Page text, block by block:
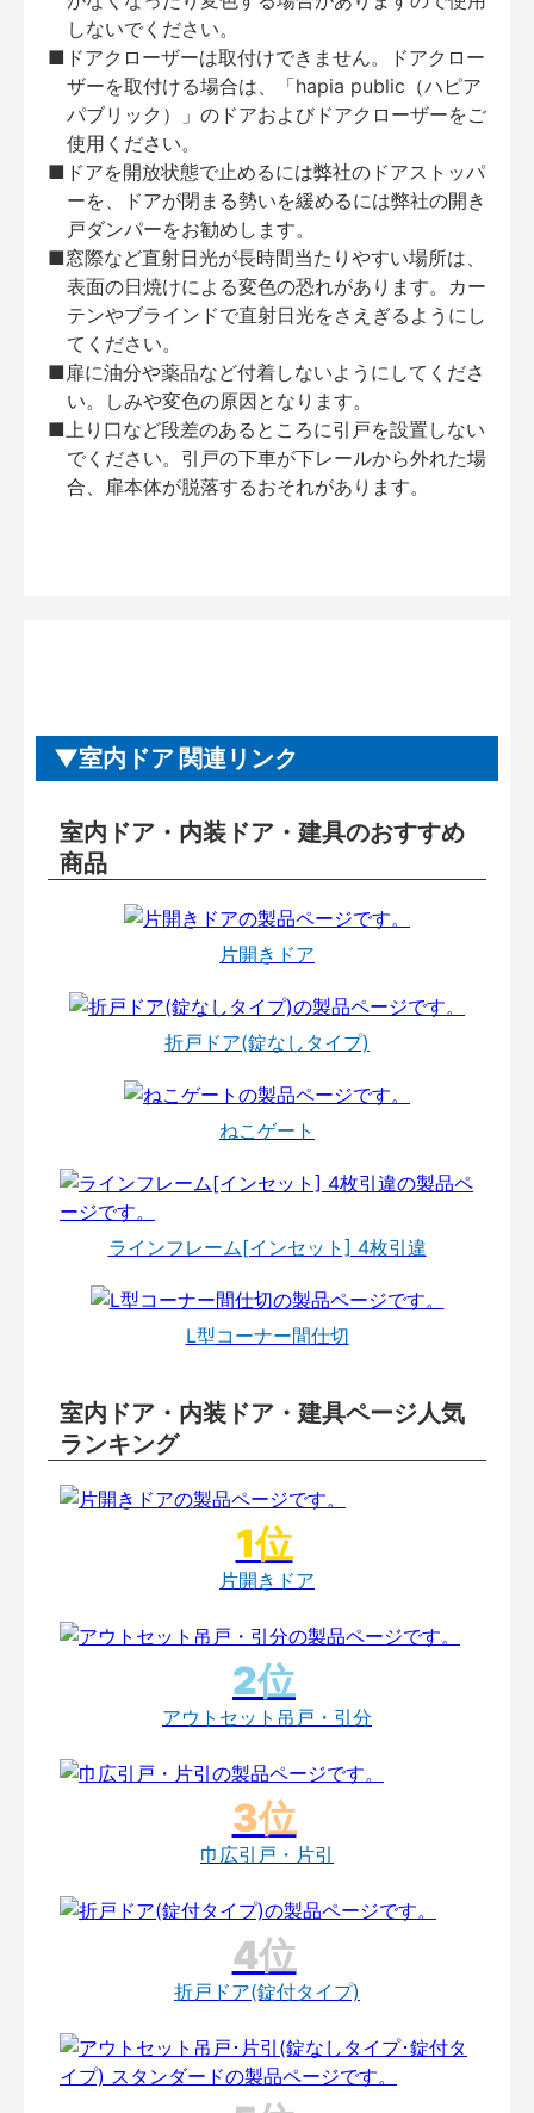
しないでください。
■ドアクローザーは取付けできません。ドアクロー
ザーを取付ける場合は、「hapia public（ハピア
パブリック）」のドアおよびドアクローザーをご
使用ください。
■ドアを開放状態で止めるには弊社のドアストッパ
ーを、ドアが閉まる勢いを緩めるには弊社の開き
戸ダンパーをお勧めします。
■窓際など直射日光が長時間当たりやすい場所は、
表面の日焼けによる変色の恐れがあります。カー
テンやブラインドで直射日光をさえぎるようにし
てください。
■扉に油分や薬品など付着しないようにしてくださ
い。しみや変色の原因となります。
■上り口など段差のあるところに引戸を設置しない
でください。引戸の下車が下レールから外れた場
合、扉本体が脱落するおそれがあります。
室内ドア 関連リンク
室内ドア・内装ドア・建具のおすすめ
商品
片開きドア
折戸ドア(錠なしタイプ)
ねこゲート
ラインフレーム[インセット] 4枚引違
L型コーナー間仕切
室内ドア・内装ドア・建具ページ人気
ランキング
片開きドア
アウトセット吊戸・引分
巾広引戸・片引
折戸ドア(錠付タイプ)